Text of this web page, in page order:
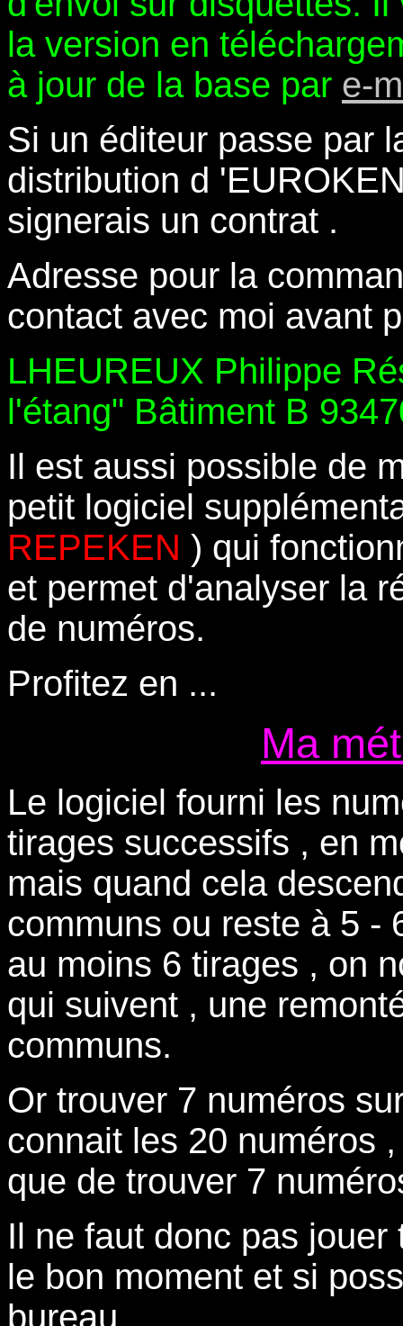
la version en
à jour de la base par e-
Si un éditeur passe par
distribution d
signerais un contrat .
Adresse pour la
contact avec moi avant
LHEUREUX Philippe
l'étang" Bâtiment B
Il est aussi possible de
petit logiciel
REPEKEN ) qui
et permet d'analyser la
de numéros.
Profitez en ...
Ma
Le logiciel fourni les
tirages successifs , en
mais quand cela
communs ou reste à 5 -
au moins 6 tirages , on
qui suivent , une
communs.
Or trouver 7 numéros
connait les 20 numéros
que de trouver 7
Il ne faut donc pas
le bon moment et si
bureau.